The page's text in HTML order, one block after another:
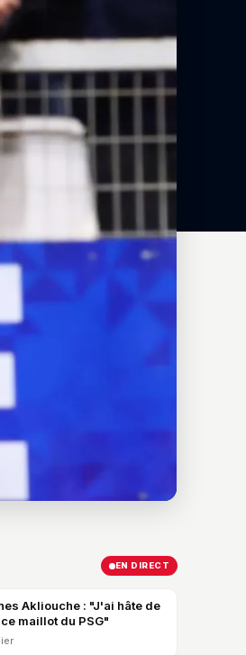
EN DIRECT
Akliouche : "J'ai hâte de
maillot du PSG"